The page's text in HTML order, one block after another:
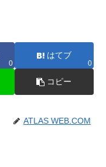
0
はてブ
0
コピー
ATLAS WEB.COM